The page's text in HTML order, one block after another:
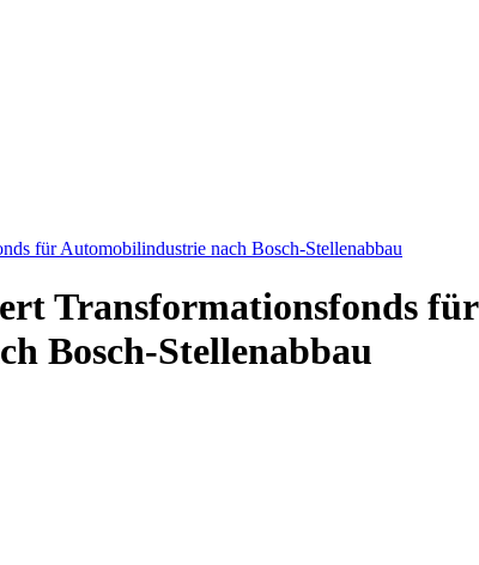
für Automobilindustrie nach Bosch-Stellenabbau
Transformationsfonds für
Bosch-Stellenabbau